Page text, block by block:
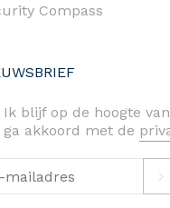
Compass
Ik blijf op de hoogte
ga akkoord met de